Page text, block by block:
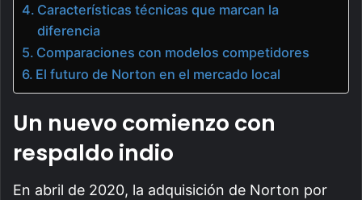
Características técnicas que marcan la
diferencia
Comparaciones con modelos competidores
El futuro de Norton en el mercado local
Un nuevo comienzo con
respaldo indio
En abril de 2020, la adquisición de Norton por